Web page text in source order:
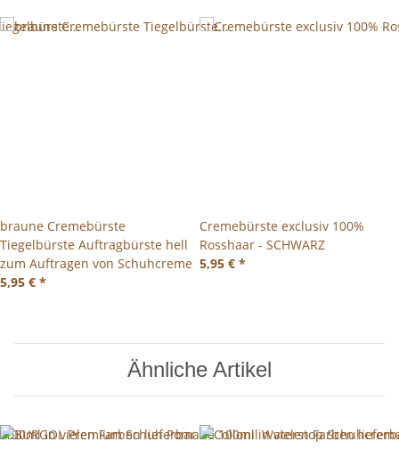
braune Cremebürste
Tiegelbürste Auftragbürste hell
zum Auftragen von Schuhcreme
5,95 € *
Cremebürste exclusiv 100%
Rosshaar - SCHWARZ
5,95 € *
Ähnliche Artikel